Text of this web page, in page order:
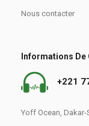
Nous contacter
Informations De
+221
Yoff Ocean, Dakar-